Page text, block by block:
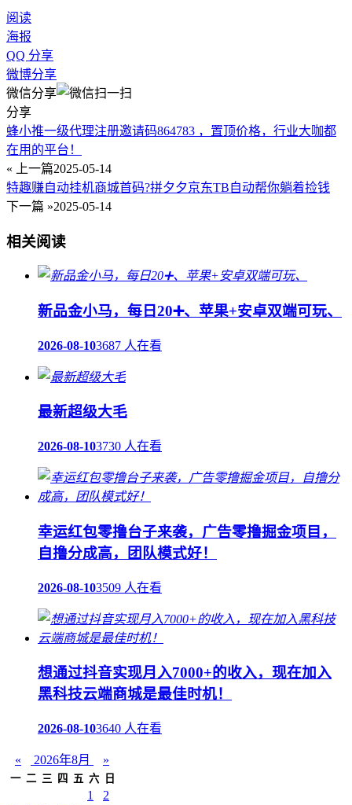
阅读
海报
QQ 分享
微博分享
微信分享
分享
蜂小推一级代理注册邀请码864783 ，置顶价格，行业大咖都
在用的平台！
« 上一篇2025-05-14
特趣赚自动挂机商城首码?拼夕夕京东TB自动帮你‬躺着捡钱
下一篇 »2025-05-14
相关阅读
新品金小马，每日20➕、苹果+安卓双端可玩、
2026-08-103687 人在看
最新超级大毛
2026-08-103730 人在看
幸运红包零撸台子来袭，广告零撸掘金项目，
自撸分成高，团队模式好！
2026-08-103509 人在看
想通过抖音实现月入7000+的收入，现在加入
黑科技云端商城是最佳时机！
2026-08-103640 人在看
« 2026年8月 »
一 二 三 四 五 六 日
1
2